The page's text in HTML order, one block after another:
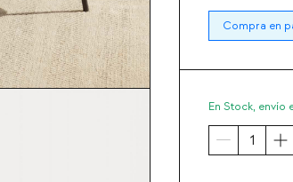
Compra en
En Stock, envío